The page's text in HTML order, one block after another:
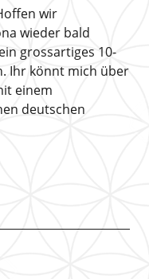
wir
wieder bald
grossartiges 10-
Ihr könnt mich über
einem
deutschen